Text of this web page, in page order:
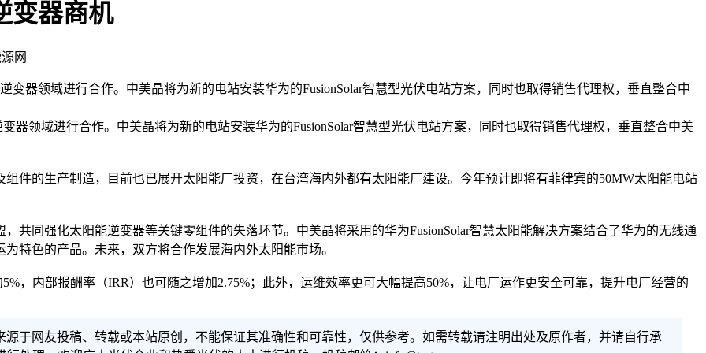
变器商机
网
变器领域进行合作。中美晶将为新的电站安装华为的FusionSolar智慧型光伏电站方案，同时也取得销售代理权，垂直整合中
领域进行合作。中美晶将为新的电站安装华为的FusionSolar智慧型光伏电站方案，同时也取得销售代理权，垂直整合中美
的生产制造，目前也已展开太阳能厂投资，在台湾海内外都有太阳能厂建设。今年预计即将有菲律宾的50MW太阳能电站
同强化太阳能逆变器等关键零组件的失落环节。中美晶将采用的华为FusionSolar智慧太阳能解决方案结合了华为的无线通
特色的产品。未来，双方将合作发展海内外太阳能市场。
内部报酬率（IRR）也可随之增加2.75%；此外，运维效率更可大幅提高50%，让电厂运作更安全可靠，提升电厂经营的
于网友投稿、转载或本站原创，不能保证其准确性和可靠性，仅供参考。如需转载请注明出处及原作者，并请自行承